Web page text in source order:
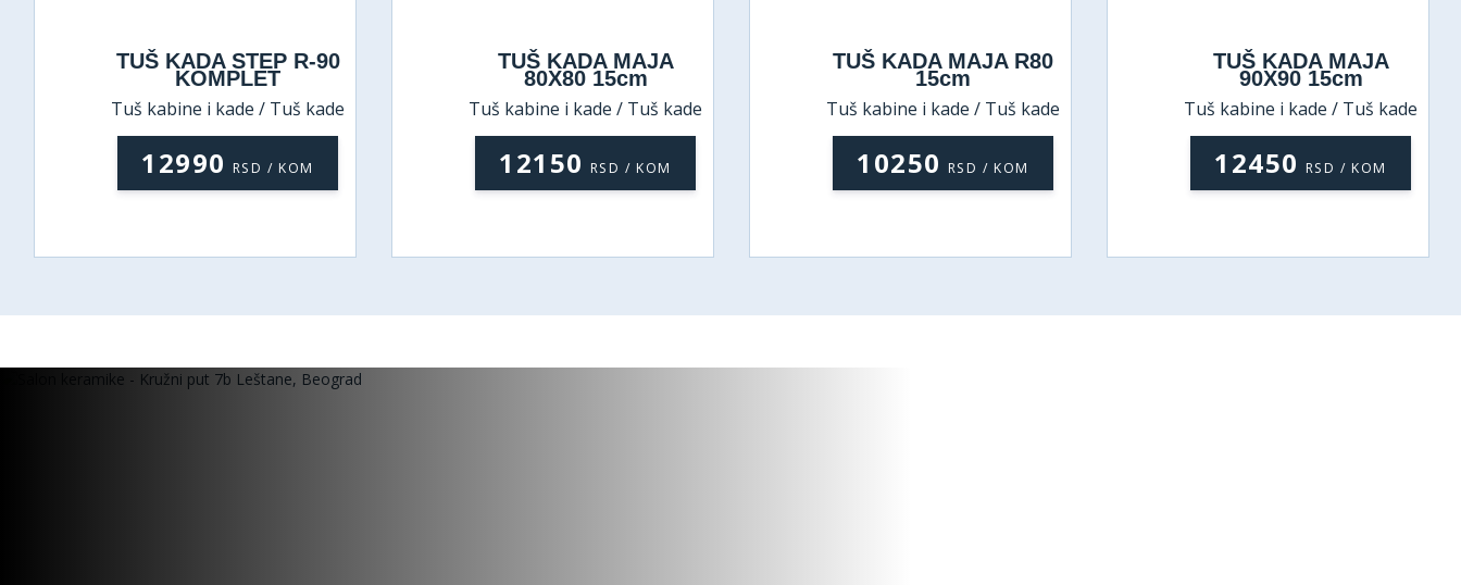
TUŠ KADA STEP R-90
KOMPLET
Tuš kabine i kade / Tuš kade
12990 RSD / KOM
TUŠ KADA MAJA
80X80 15cm
Tuš kabine i kade / Tuš kade
12150 RSD / KOM
TUŠ KADA MAJA R80
15cm
Tuš kabine i kade / Tuš kade
10250 RSD / KOM
TUŠ KADA MAJA
90X90 15cm
Tuš kabine i kade / Tuš kade
12450 RSD / KOM